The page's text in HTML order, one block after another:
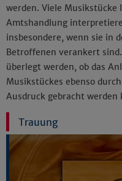
werden. Viele Musikstücke
Amtshandlung
insbesondere, wenn sie in
Betroffenen verankert
überlegt werden, ob das
Musikstückes ebenso
Ausdruck gebracht werden
Trauung